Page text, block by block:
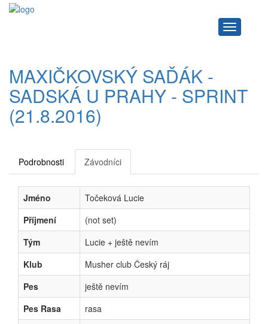
Navigace
MAXIČKOVSKÝ SAĎÁK -
SADSKÁ U PRAHY - SPRINT
(21.8.2016)
Podrobnosti Závodníci
Jméno
Točeková Lucie
Příjmení
(not set)
Tým
Lucie + ještě nevím
Klub
Musher club Český ráj
Pes
ještě nevím
Pes Rasa
rasa